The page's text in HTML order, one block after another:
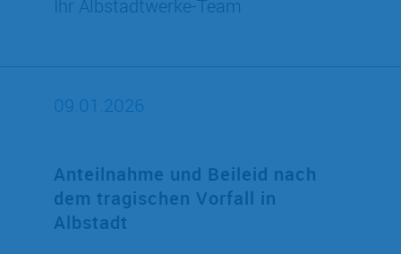
Ihr Albstadtwerke-Team
09.01.2026
Anteilnahme und Beileid nach
dem tragischen Vorfall in
Albstadt